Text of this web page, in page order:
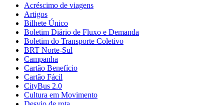
Acréscimo de viagens
Artigos
Bilhete Único
Boletim Diário de Fluxo e Demanda
Boletim do Transporte Coletivo
BRT Norte-Sul
Campanha
Cartão Benefício
Cartão Fácil
CityBus 2.0
Cultura em Movimento